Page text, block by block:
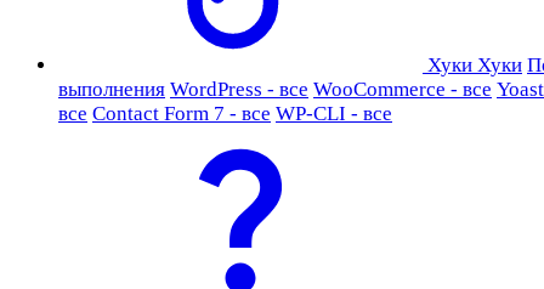
Хуки Хуки
выполнения WordPress - все WooCommerce - все
все Contact Form 7 - все WP-CLI - все